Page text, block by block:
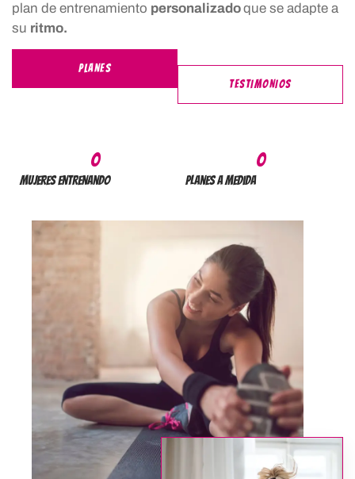
plan de entrenamiento personalizadoque se adapte a
su ritmo.
PLANES
TESTIMONIOS
0
Mujeres entrenando
0
Planes a medida